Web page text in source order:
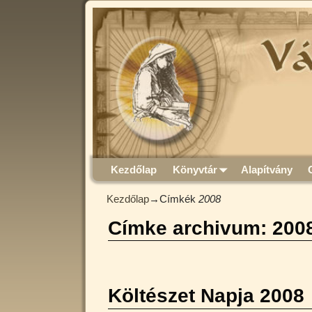
Kezdőlap Könyvtár Alapítvány
Kezdőlap→Címkék 2008
Címke archivum:
Költészet Napja 2008